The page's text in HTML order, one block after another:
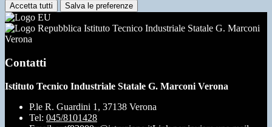
Accetta tutti Salva le preferenze
Istituto Tecnico Industriale Statale G. Marconi
Verona
Contatti
Istituto Tecnico Industriale Statale G. Marconi Verona
P.le R. Guardini 1, 37138 Verona
Tel: 045/8101428